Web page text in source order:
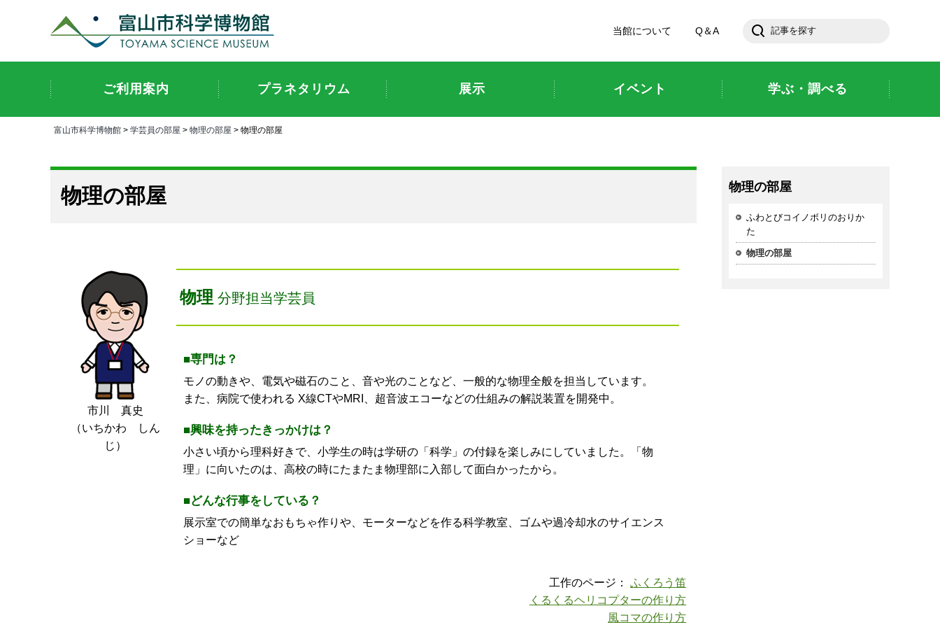
当館について
Q＆A
ご利用案内 プラネタリウム 展示 イベント 学ぶ・調べる
富山市科学博物館 > 学芸員の部屋 > 物理の部屋 > 物理の部屋
物理の部屋
市川 真史
（いちかわ しん
じ）
物理 分野担当学芸員
■専門は？
モノの動きや、電気や磁石のこと、音や光のことなど、一般的な物理全般を担当しています。
また、病院で使われる X線CTやMRI、超音波エコーなどの仕組みの解説装置を開発中。
■興味を持ったきっかけは？
小さい頃から理科好きで、小学生の時は学研の「科学」の付録を楽しみにしていました。「物
理」に向いたのは、高校の時にたまたま物理部に入部して面白かったから。
■どんな行事をしている？
展示室での簡単なおもちゃ作りや、モーターなどを作る科学教室、ゴムや過冷却水のサイエンス
ショーなど
工作のページ： ふくろう笛
くるくるヘリコプターの作り方
風コマの作り方
物理の部屋
ふわとびコイノボリのおりか
た
物理の部屋